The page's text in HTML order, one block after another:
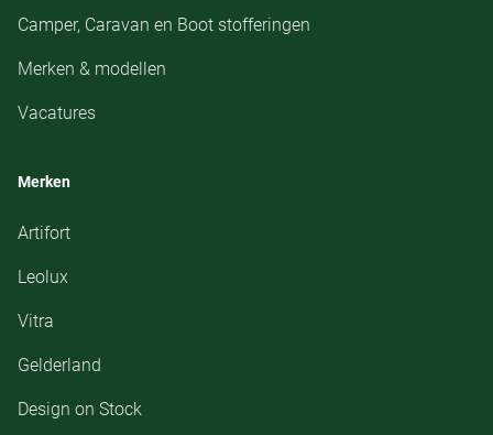
Camper, Caravan en Boot stofferingen
Merken & modellen
Vacatures
Merken
Artifort
Leolux
Vitra
Gelderland
Design on Stock